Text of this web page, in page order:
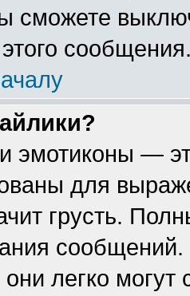
сможете
эмотиконы —
для
грусть.
сообщений.
они легко